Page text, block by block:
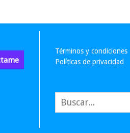
Términos y condiciones
Políticas de privacidad